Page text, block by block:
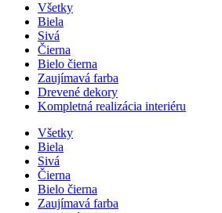
Všetky
Biela
Sivá
Čierna
Bielo čierna
Zaujímavá farba
Drevené dekory
Kompletná realizácia interiéru
Všetky
Biela
Sivá
Čierna
Bielo čierna
Zaujímavá farba